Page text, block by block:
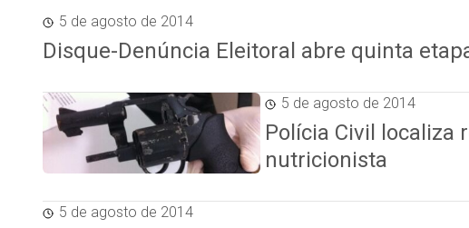
5 de agosto de 2014
Disque-Denúncia Eleitoral abre quinta
5 de agosto de 2014
Polícia Civil localiza
nutricionista
5 de agosto de 2014